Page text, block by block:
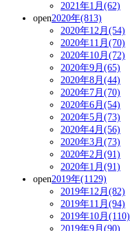
2021年1月(62)
open2020年(813)
2020年12月(54)
2020年11月(70)
2020年10月(72)
2020年9月(65)
2020年8月(44)
2020年7月(70)
2020年6月(54)
2020年5月(73)
2020年4月(56)
2020年3月(73)
2020年2月(91)
2020年1月(91)
open2019年(1129)
2019年12月(82)
2019年11月(94)
2019年10月(110)
2019年9月(90)